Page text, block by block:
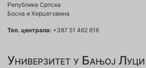
Република Српска
Босна и Херцеговина
Тел. централа: +387 51 462 616
Универзитет у Бањој Луци